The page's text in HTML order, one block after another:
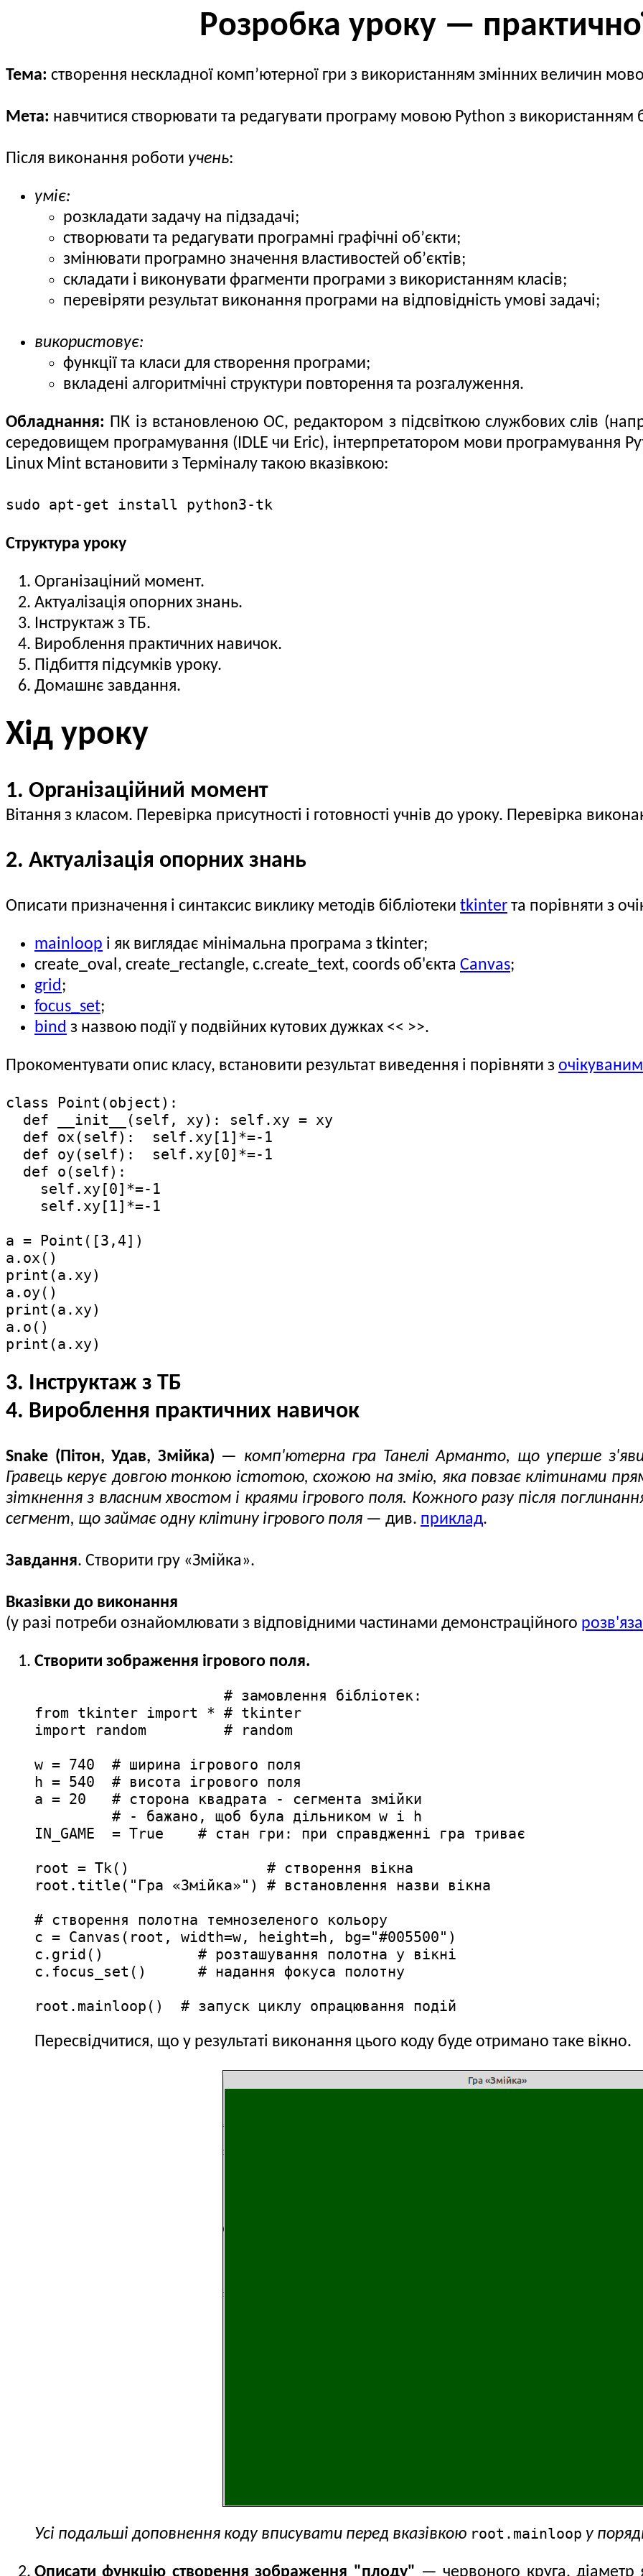
Розробка уроку —
Тема: cтворення нескладної комп’ютерної гри з використанням змінних величин
Мета: навчитися створювати та редагувати програму мовою Python з використанням
Після виконання роботи учень:
уміє:
розкладати задачу на підзадачі;
створювати та редагувати програмні графічні об’єкти;
змінювати програмно значення властивостей об’єктів;
складати і виконувати фрагменти програми з використанням класів;
перевіряти результат виконання програми на відповідність умові задачі;
використовує:
функції та класи для створення програми;
вкладені алгоритмічні структури повторення та розгалуження.
Обладнання: ПК із встановленою ОС, редактором з підсвіткою службових слів
середовищем програмування (IDLE чи Eric), інтерпретатором мови програмування
Linux Mint встановити з Терміналу такою вказівкою:
sudo apt-get install python3-tk
Структура уроку
Організаціний момент.
Актуалізація опорних знань.
Інструктаж з ТБ.
Вироблення практичних навичок.
Підбиття підсумків уроку.
Домашнє завдання.
Хід уроку
1. Організаційний момент
Вітання з класом. Перевірка присутності і готовності учнів до уроку. Перевірка
2. Актуалізація опорних знань
Описати призначення і синтаксис виклику методів бібліотеки tkinter та порівняти з
mainloop і як виглядає мінімальна програма з tkinter;
create_oval, create_rectangle, c.create_text, coords об'єкта Canvas;
grid;
focus_set;
bind з назвою події у подвійних кутових дужках << >>.
Прокоментувати опис класу, встановити результат виведення і порівняти з очікуваним
class Point(object):
  def __init__(self, xy): self.xy = xy
  def ox(self):  self.xy[1]*=-1
  def oy(self):  self.xy[0]*=-1
  def o(self):
    self.xy[0]*=-1
    self.xy[1]*=-1
a = Point([3,4])
a.ox()
print(a.xy)
a.oy()
print(a.xy)
a.o()
print(a.xy)
3. Інструктаж з ТБ
4. Вироблення практичних навичок
Snake (Пітон, Удав, Змійка) — комп'ютерна гра Танелі Арманто, що уперше
Гравець керує довгою тонкою істотою, схожою на змію, яка повзає клітинами
зіткнення з власним хвостом і краями ігрового поля. Кожного разу після
сегмент, що займає одну клітину ігрового поля — див. приклад.
Завдання. Створити гру «Змійка».
Вказівки до виконання
(у разі потреби ознайомлювати з відповідними частинами демонстраційного
Створити зображення ігрового поля.
                      # замовлення бібліотек:
from tkinter import * # tkinter
import random         # random
w = 740  # ширина ігрового поля
h = 540  # висота ігрового поля
a = 20   # сторона квадрата - сегмента змійки
         # - бажано, щоб була дільником w i h
IN_GAME  = True    # стан гри: при справдженні гра триває
root = Tk()                # створення вікна
root.title("Гра «Змійка»") # встановлення назви вікна
# створення полотна темнозеленого кольору
c = Canvas(root, width=w, height=h, bg="#005500")
c.grid()           # розташування полотна у вікні
c.focus_set()      # надання фокуса полотну
root.mainloop()  # запуск циклу опрацювання подій
Пересвідчитися, що у результаті виконання цього коду буде отримано таке вікно.
Усі подальші доповнення коду вписувати перед вказівкою root.mainloop у
Описати функцію створення зображення "плоду" — червоного круга, діаметр